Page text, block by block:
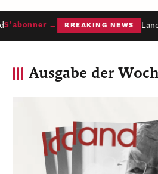
→ BREAKING NEWS
Ausgabe der